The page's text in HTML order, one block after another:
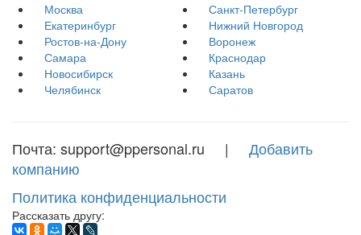
Москва
Санкт-Петербург
Екатеринбург
Нижний Новгород
Ростов-на-Дону
Воронеж
Самара
Краснодар
Новосибирск
Казань
Челябинск
Саратов
Почта: support@ppersonal.ru | Добавить
компанию
Политика конфиденциальности
Рассказать другу: